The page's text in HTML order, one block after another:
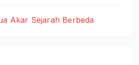
Akar Sejarah Berbeda